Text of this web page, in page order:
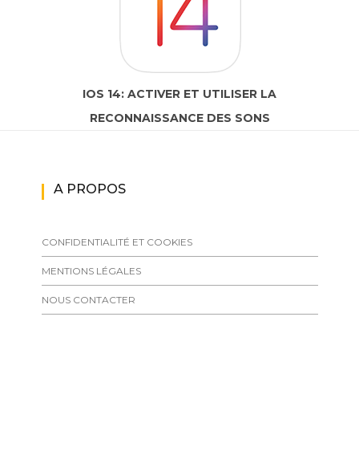
IOS 14: ACTIVER ET UTILISER LA
RECONNAISSANCE DES SONS
A PROPOS
CONFIDENTIALITÉ ET COOKIES
MENTIONS LÉGALES
NOUS CONTACTER